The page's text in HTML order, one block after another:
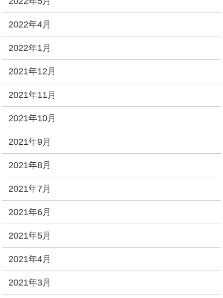
2022年4月
2022年1月
2021年12月
2021年11月
2021年10月
2021年9月
2021年8月
2021年7月
2021年6月
2021年5月
2021年4月
2021年3月